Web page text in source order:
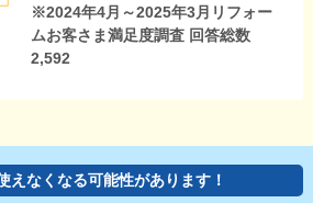
※2024年4月～2025年3月リフォー
ムお客さま満足度調査 回答総数
2,592
えなくなる可能性があります！